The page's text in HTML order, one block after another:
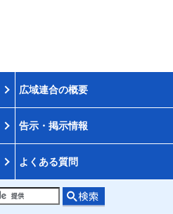
広域連合の概要
告示・掲示情報
よくある質問